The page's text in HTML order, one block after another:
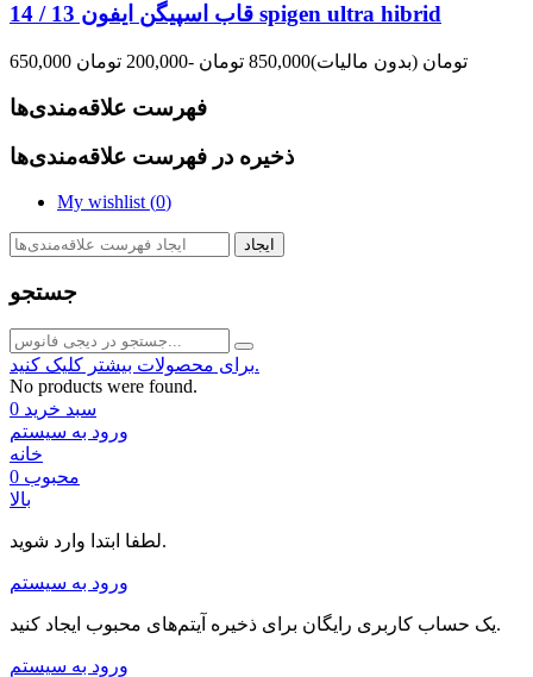
قاب اسپیگن ایفون 13 / 14 spigen ultra hibrid
650,000 تومان (بدون مالیات)850,000 تومان -200,000 تومان
فهرست علاقه‌مندی‌ها
ذخیره در فهرست علاقه‌مندی‌ها
My wishlist (0)
ایجاد
جستجو
برای محصولات بیشتر کلیک کنید.
No products were found.
سبد خرید 0
ورود به سیستم
خانه
محبوب 0
بالا
لطفا ابتدا وارد شوید.
ورود به سیستم
یک حساب کاربری رایگان برای ذخیره آیتم‌های محبوب ایجاد کنید.
ورود به سیستم